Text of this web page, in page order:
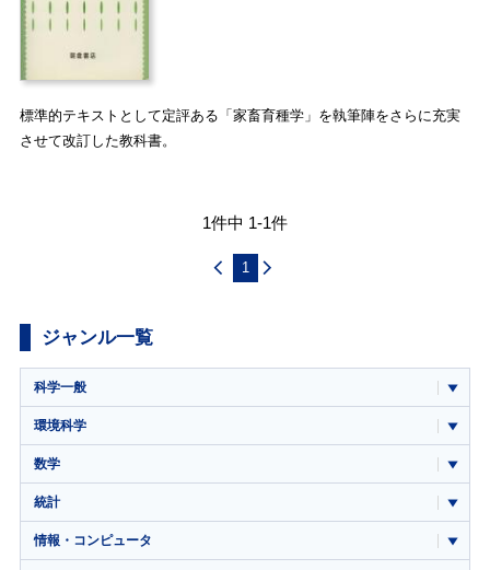
標準的テキストとして定評ある「家畜育種学」を執筆陣をさらに充実
させて改訂した教科書。
1件中 1-1件
1
ジャンル一覧
科学一般
環境科学
数学
統計
情報・コンピュータ